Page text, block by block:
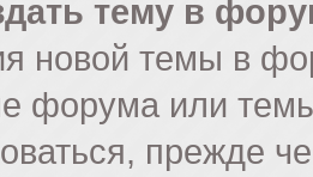
тему в
новой темы в
форума или
прежде